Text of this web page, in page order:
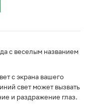
с веселым названием
с экрана вашего
свет может вызвать
и раздражение глаз.